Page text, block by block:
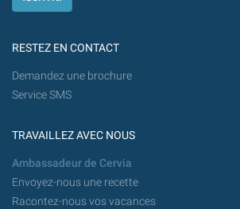
RESTEZ EN CONTACT
Demandez une brochure
Service SMS
TRAVAILLEZ AVEC NOUS
Ambassadeur de Cervia
Envoyez-nous une recette
Racontez-nous vos vacances